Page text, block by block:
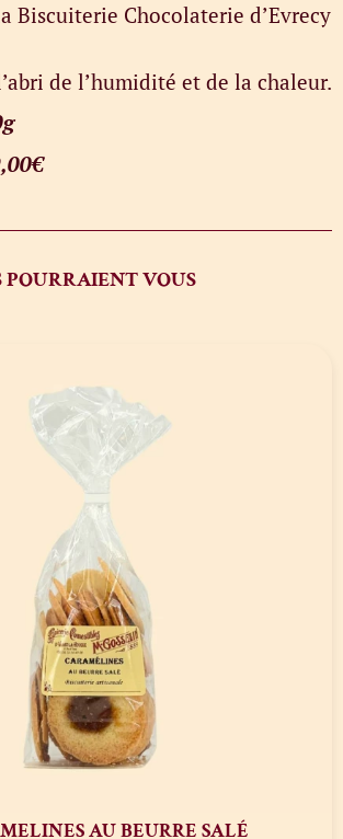
Biscuiterie Chocolaterie d’Evrecy
de l’humidité et de la chaleur.
POURRAIENT VOUS
AU BEURRE SALÉ